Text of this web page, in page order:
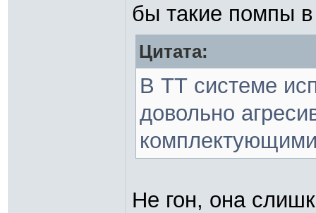
бы такие помпы
Цитата:
В ТТ системе
довольно
Не гон, она